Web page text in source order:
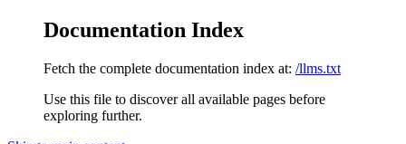
Documentation Index
Fetch the complete documentation index at: /llms.txt
Use this file to discover all available pages before
exploring further.